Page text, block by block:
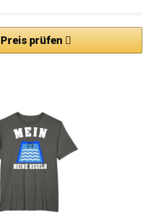
Preis prüfen